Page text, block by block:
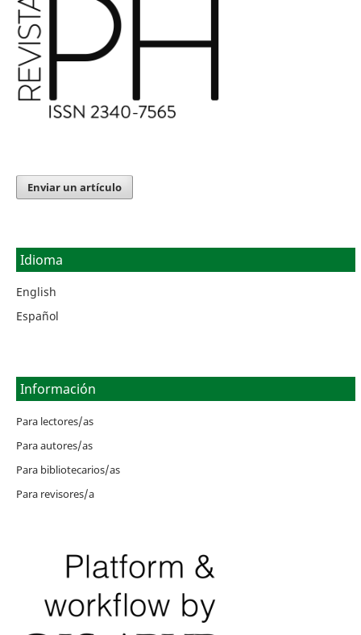
Enviar un artículo
Idioma
English
Español
Información
Para lectores/as
Para autores/as
Para bibliotecarios/as
Para revisores/a